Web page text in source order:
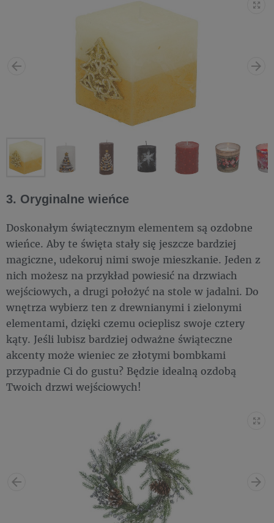
3. Oryginalne wieńce
Doskonałym świątecznym elementem są ozdobne
wieńce. Aby te święta stały się jeszcze bardziej
magiczne, udekoruj nimi swoje mieszkanie. Jeden z
nich możesz na przykład powiesić na drzwiach
wejściowych, a drugi położyć na stole w jadalni. Do
wnętrza wybierz ten z drewnianymi i zielonymi
elementami, dzięki czemu ocieplisz swoje cztery
kąty. Jeśli lubisz bardziej odważne świąteczne
akcenty może wieniec ze złotymi bombkami
przypadnie Ci do gustu? Będzie idealną ozdobą
Twoich drzwi wejściowych!